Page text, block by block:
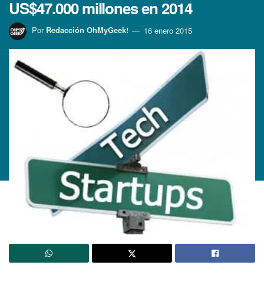
US$47.000 millones en 2014
Por Redacción OhMyGeek! 16 enero 2015